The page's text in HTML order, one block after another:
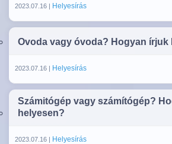
2023.07.16 | Helyesírás
Ovoda vagy óvoda? Hogyan írjuk
2023.07.16 | Helyesírás
Számitógép vagy számítógép?
helyesen?
2023.07.16 | Helyesírás